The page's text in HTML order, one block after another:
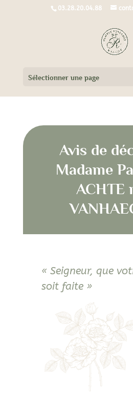
03.28.20.04.88
Sélectionner une page
Avis de
Madame
ACHTE
« Seigneur, que
soit faite »